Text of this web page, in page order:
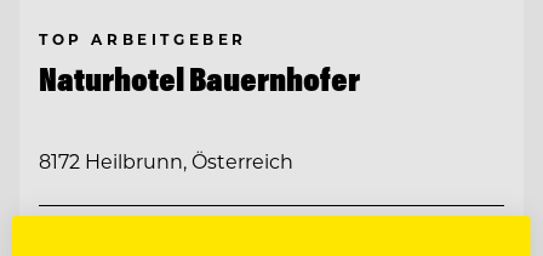
TOP ARBEITGEBER
Naturhotel Bauernhofer
8172 Heilbrunn, Österreich